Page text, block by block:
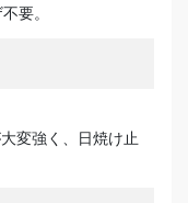
要。
変強く、日焼け止